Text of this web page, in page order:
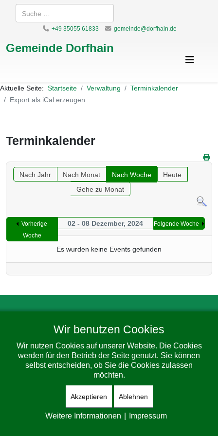
Suchen
+49 35055 61833 gemeinde@dorfhain.de
Gemeinde Dorfhain
Aktuelle Seite: Startseite Verwaltung
Terminkalender
Export als iCal erzeugen
Terminkalender
Nach Jahr Nach Monat Nach Woche
Heute
Gehe zu Monat
Vorherige
Woche
02 - 08 Dezember, 2024 Folgende Woche
Es wurden keine Events gefunden
© 2026 Gemeinde Dorfhain. All Rights Reserved. Designed By
JoomShaper
Wir benutzen Cookies
Wir nutzen Cookies auf unserer Website. Die Cookies
werden für den Betrieb der Seite genutzt. Sie können
selbst entscheiden, ob Sie die Cookies zulassen
möchten.
Akzeptieren Ablehnen
Weitere Informationen | Impressum